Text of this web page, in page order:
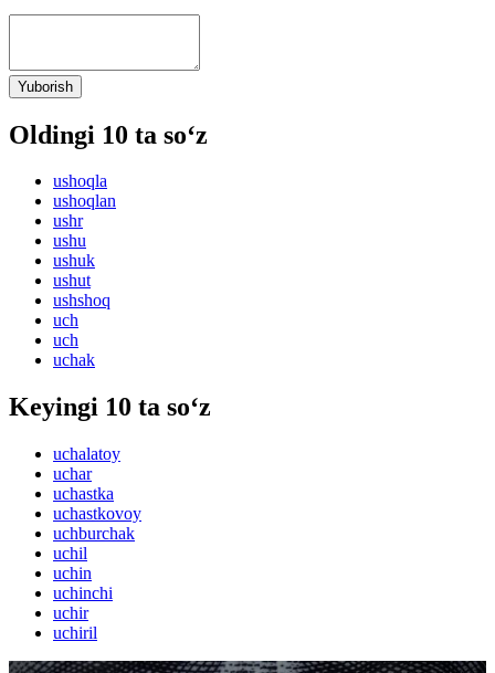
Yuborish
Oldingi 10 ta so‘z
ushoqla
ushoqlan
ushr
ushu
ushuk
ushut
ushshoq
uch
uch
uchak
Keyingi 10 ta so‘z
uchalatoy
uchar
uchastka
uchastkovoy
uchburchak
uchil
uchin
uchinchi
uchir
uchiril